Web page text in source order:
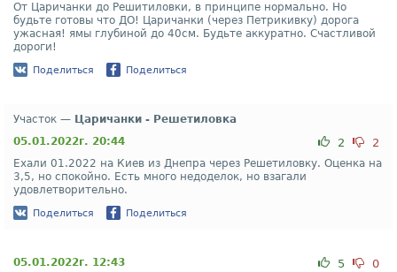
От Царичанки до Решитиловки, в принципе нормально. Но
будьте готовы что ДО! Царичанки (через Петрикивку) дорога
ужасная! ямы глубиной до 40см. Будьте аккуратно. Счастливой
дороги!
Поделиться Поделиться
Участок — Царичанки - Решетиловка
05.01.2022г. 20:44
2 2
Ехали 01.2022 на Киев из Днепра через Решетиловку. Оценка на
3,5, но спокойно. Есть много недоделок, но взагали
удовлетворительно.
Поделиться Поделиться
05.01.2022г. 12:43 5 0